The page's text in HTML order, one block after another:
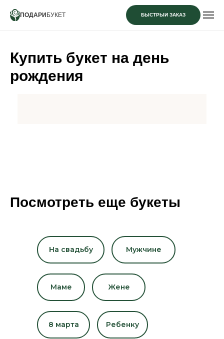
ПОДАРИ БУКЕТ БЫСТРЫЙ ЗАКАЗ
Купить букет на день
рождения
Посмотреть еще букеты
На свадьбу Мужчине
Маме Жене
8 марта Ребенку